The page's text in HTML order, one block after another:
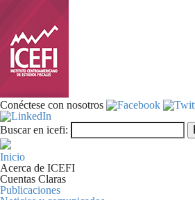
Conéctese con nosotros
Formulario de búsqueda
Buscar en icefi: Buscar
Inicio
Acerca de ICEFI
Cuentas Claras
Publicaciones